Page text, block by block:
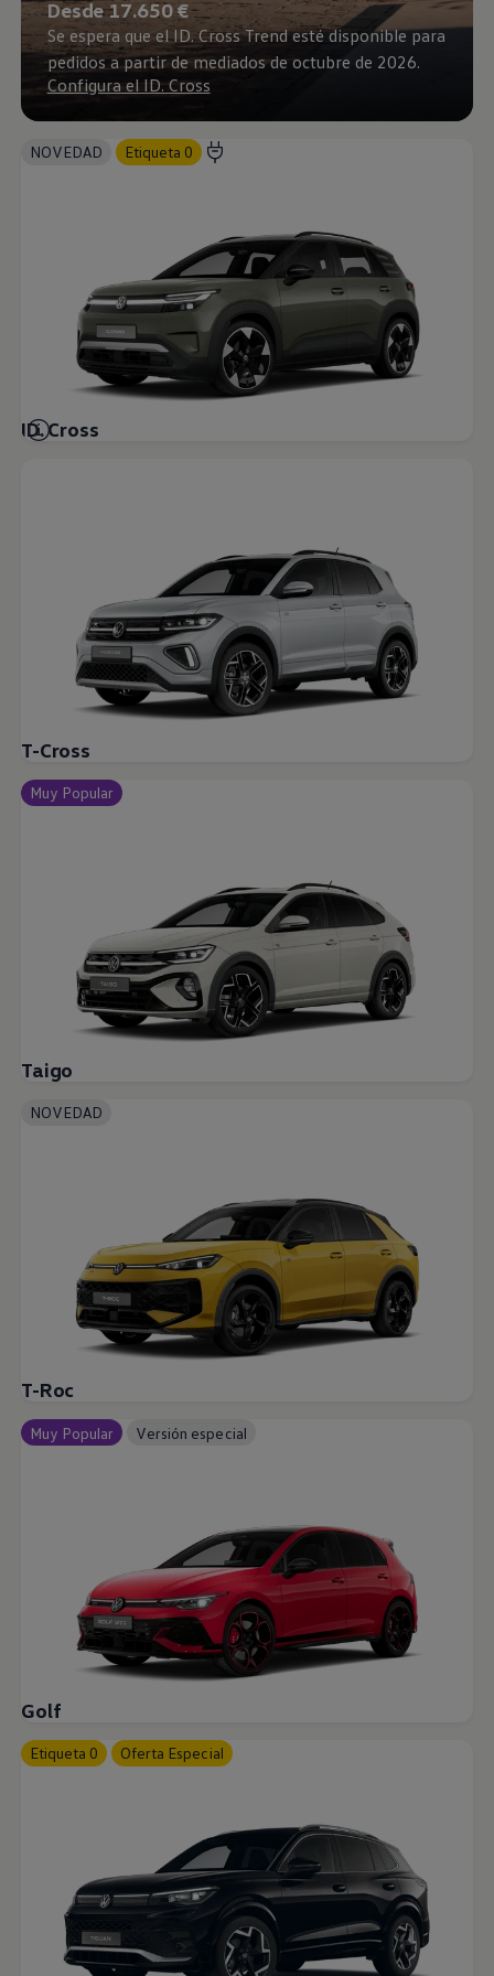
Desde 17.650 €
Se espera que el ID. Cross Trend esté disponible para
pedidos a partir de mediados de octubre de 2026.
Configura el ID. Cross
NOVEDAD Etiqueta 0
ID. Cross
T-Cross
Muy Popular
Taigo
NOVEDAD
T-Roc
Muy Popular Versión especial
Golf
Etiqueta 0 Oferta Especial